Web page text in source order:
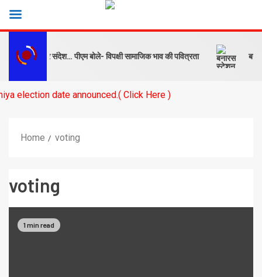
को सबक और संदेश… पीएम बोले- विपक्षी सामाजिक भाव की पवित्रता
election date announced.( Click Here )
Home voting
voting
1 min read